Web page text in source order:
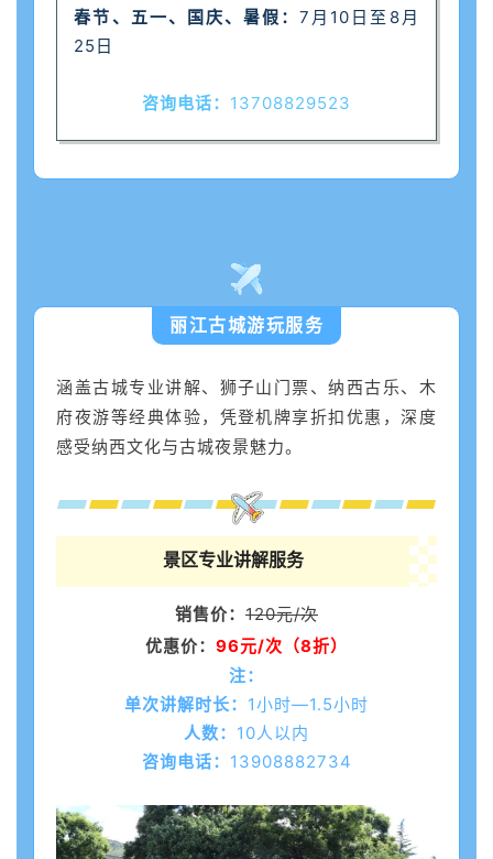
春节、五一、国庆、暑假：7月10日至8月
25日
咨询电话： 13708829523
丽江古城游玩服务
涵盖古城专业讲解、狮子山门票、纳西古乐、木
府夜游等经典体验，凭登机牌享折扣优惠，深度
感受纳西文化与古城夜景魅力。
景区专业讲解服务
销售价： 120元/次
优惠价： 96元/次（8折）
注：
单次讲解时长： 1小时—1.5小时
人数： 10人以内
咨询电话： 13908882734